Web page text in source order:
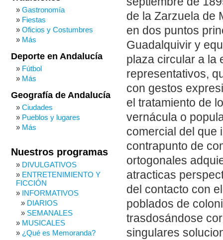
de la Zarzuela de
en dos puntos
Guadalquivir y
plaza circular a la
representativos,
con gestos
el tratamiento de
vernácula o
comercial del que
contrapunto de
ortogonales
atracticas
del contacto con
poblados de
trasdosándose
singulares
Gastronomía
Fiestas
Oficios y Costumbres
Más
Deporte en Andalucía
Fútbol
Más
Geografía de Andalucía
Ciudades
Pueblos y lugares
Más
Nuestros programas
DIVULGATIVOS
ENTRETENIMIENTO Y
FICCIÓN
INFORMATIVOS
DIARIOS
SEMANALES
MUSICALES
¿Qué es Memoranda?